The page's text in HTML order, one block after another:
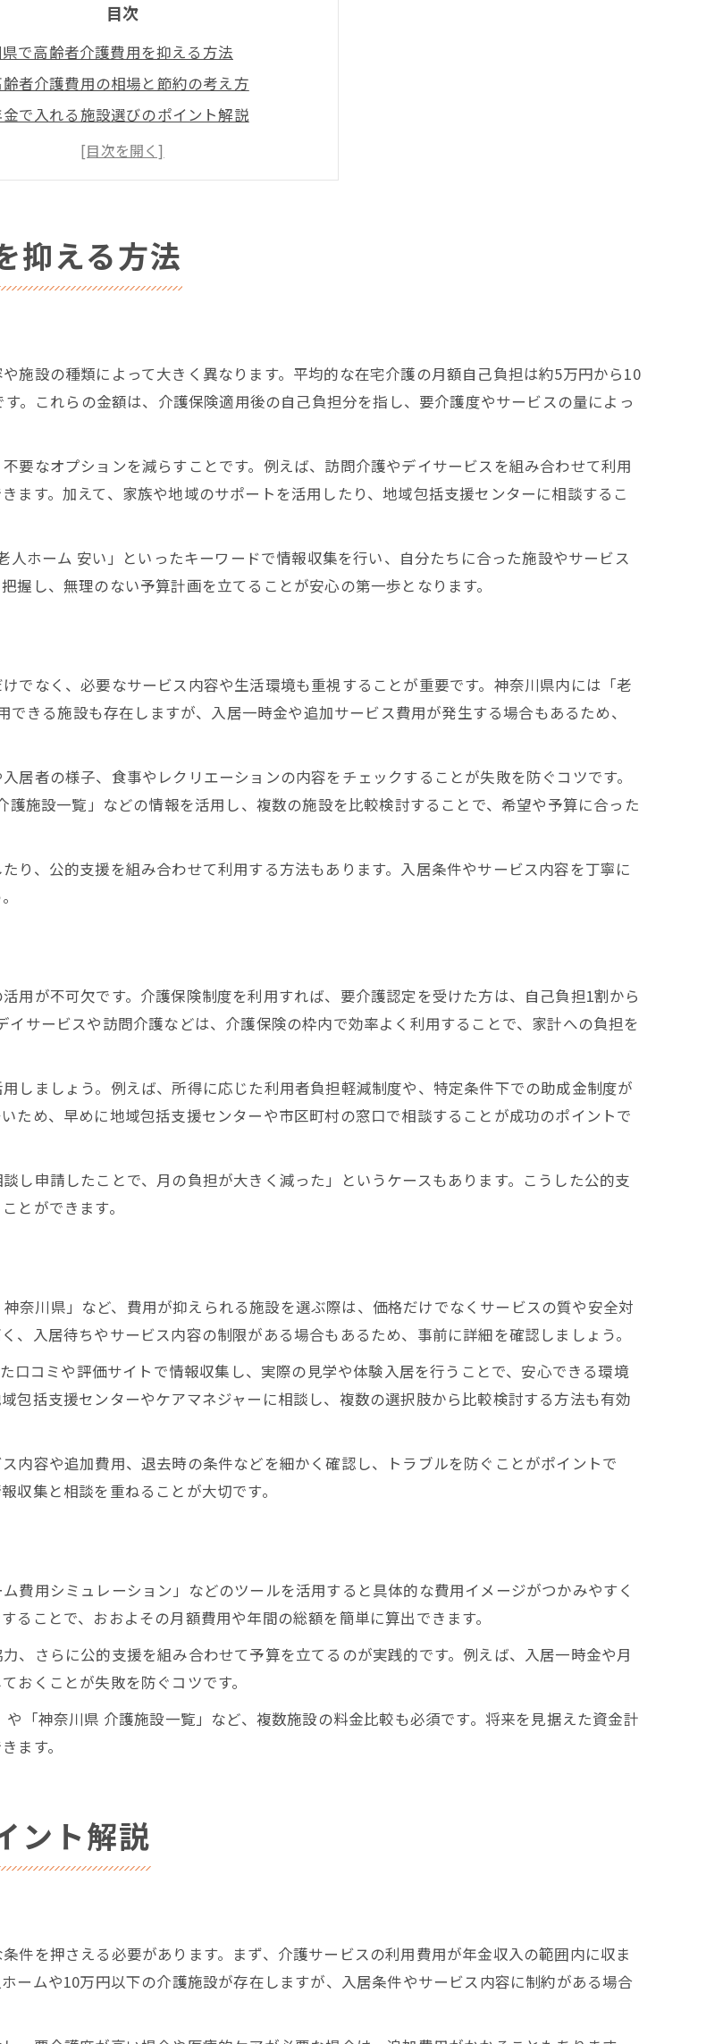
目次
で高齢者介護費用を抑える方法
者介護費用の相場と節約の考え方
で入れる施設選びのポイント解説
的支援を活用した費用軽減の実践法
介護施設利用で安心を確保するコツ
入居可能な介護のポイント解説
齢者介護を年金のみで賄うための条件
万円以下施設の探し方と活用ポイント
施設の評判を把握し安心入居を実現
齢者介護の費用負担を減らす制度一覧
支援と助成金を使った節約の仕組み
保険以外の高齢者支援制度を活用
川県で受けられる主な補助内容解説
奈川県の施設一覧から絞る選定ポイント
とサービス内容の比較方法を紹介
料老人ホームと公的施設の違いを理解
担を減らす高齢者介護実践術
期的な費用見直しで負担を減らす方法
的制度と民間サービスの併用テクニック
約を両立する介護生活のコツ
齢者介護で安心感を得る節約術の実例
度活用と施設選びで安心生活を実現
に困った時の相談先リスト紹介
抑える方法
施設の種類によって大きく異なります。平均的な在宅介護の月額自己負担は約5万円から10
。これらの金額は、介護保険適用後の自己負担分を指し、要介護度やサービスの量によっ
要なオプションを減らすことです。例えば、訪問介護やデイサービスを組み合わせて利用
ます。加えて、家族や地域のサポートを活用したり、地域包括支援センターに相談するこ
ホーム 安い」といったキーワードで情報収集を行い、自分たちに合った施設やサービス
し、無理のない予算計画を立てることが安心の第一歩となります。
でなく、必要なサービス内容や生活環境も重視することが重要です。神奈川県内には「老
きる施設も存在しますが、入居一時金や追加サービス費用が発生する場合もあるため、
居者の様子、食事やレクリエーションの内容をチェックすることが失敗を防ぐコツです。
施設一覧」などの情報を活用し、複数の施設を比較検討することで、希望や予算に合った
り、公的支援を組み合わせて利用する方法もあります。入居条件やサービス内容を丁寧に
用が不可欠です。介護保険制度を利用すれば、要介護認定を受けた方は、自己負担1割から
サービスや訪問介護などは、介護保険の枠内で効率よく利用することで、家計への負担を
しましょう。例えば、所得に応じた利用者負担軽減制度や、特定条件下での助成金制度が
ため、早めに地域包括支援センターや市区町村の窓口で相談することが成功のポイントで
し申請したことで、月の負担が大きく減った」というケースもあります。こうした公的支
とができます。
奈川県」など、費用が抑えられる施設を選ぶ際は、価格だけでなくサービスの質や安全対
、入居待ちやサービス内容の制限がある場合もあるため、事前に詳細を確認しましょう。
口コミや評価サイトで情報収集し、実際の見学や体験入居を行うことで、安心できる環境
包括支援センターやケアマネジャーに相談し、複数の選択肢から比較検討する方法も有効
内容や追加費用、退去時の条件などを細かく確認し、トラブルを防ぐことがポイントで
収集と相談を重ねることが大切です。
費用シミュレーション」などのツールを活用すると具体的な費用イメージがつかみやすく
ことで、おおよその月額費用や年間の総額を簡単に算出できます。
、さらに公的支援を組み合わせて予算を立てるのが実践的です。例えば、入居一時金や月
おくことが失敗を防ぐコツです。
「神奈川県 介護施設一覧」など、複数施設の料金比較も必須です。将来を見据えた資金計
ます。
ント解説
件を押さえる必要があります。まず、介護サービスの利用費用が年金収入の範囲内に収ま
ームや10万円以下の介護施設が存在しますが、入居条件やサービス内容に制約がある場合